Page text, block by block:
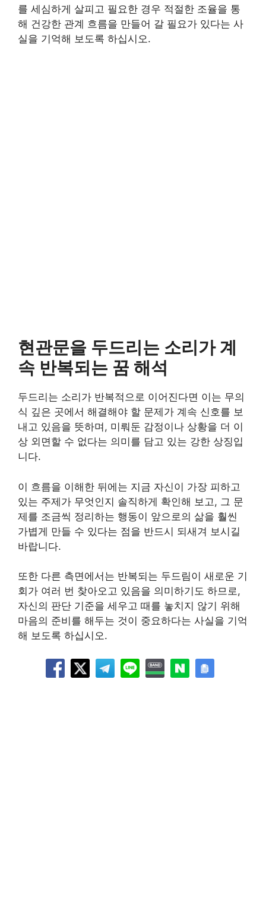
를 세심하게 살피고 필요한 경우 적절한 조율을 통
해 건강한 관계 흐름을 만들어 갈 필요가 있다는 사
실을 기억해 보도록 하십시오.
현관문을 두드리는 소리가 계
속 반복되는 꿈 해석
두드리는 소리가 반복적으로 이어진다면 이는 무의
식 깊은 곳에서 해결해야 할 문제가 계속 신호를 보
내고 있음을 뜻하며, 미뤄둔 감정이나 상황을 더 이
상 외면할 수 없다는 의미를 담고 있는 강한 상징입
니다.
이 흐름을 이해한 뒤에는 지금 자신이 가장 피하고
있는 주제가 무엇인지 솔직하게 확인해 보고, 그 문
제를 조금씩 정리하는 행동이 앞으로의 삶을 훨씬
가볍게 만들 수 있다는 점을 반드시 되새겨 보시길
바랍니다.
또한 다른 측면에서는 반복되는 두드림이 새로운 기
회가 여러 번 찾아오고 있음을 의미하기도 하므로,
자신의 판단 기준을 세우고 때를 놓치지 않기 위해
마음의 준비를 해두는 것이 중요하다는 사실을 기억
해 보도록 하십시오.